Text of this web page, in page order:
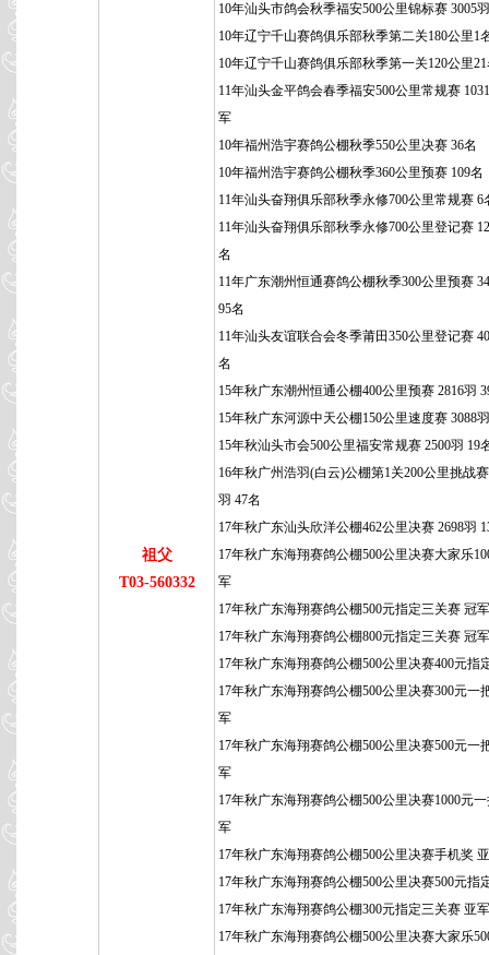
祖父
T03-560332
10年汕头市鸽会秋季福安500公里锦标赛 3005
10年辽宁千山赛鸽俱乐部秋季第二关180公里1
10年辽宁千山赛鸽俱乐部秋季第一关120公里
11年汕头金平鸽会春季福安500公里常规赛
军
10年福州浩宇赛鸽公棚秋季550公里决赛 36名
10年福州浩宇赛鸽公棚秋季360公里预赛 109名
11年汕头奋翔俱乐部秋季永修700公里常规赛 6
11年汕头奋翔俱乐部秋季永修700公里登记赛
名
11年广东潮州恒通赛鸽公棚秋季300公里预赛
95名
11年汕头友谊联合会冬季莆田350公里登记赛
名
15年秋广东潮州恒通公棚400公里预赛 2816羽
15年秋广东河源中天公棚150公里速度赛 3088
15年秋汕头市会500公里福安常规赛 2500羽 19
16年秋广州浩羽(白云)公棚第1关200公里挑战
羽 47名
17年秋广东汕头欣洋公棚462公里决赛 2698羽
17年秋广东海翔赛鸽公棚500公里决赛大家乐
军
17年秋广东海翔赛鸽公棚500元指定三关赛 冠军
17年秋广东海翔赛鸽公棚800元指定三关赛 冠军
17年秋广东海翔赛鸽公棚500公里决赛400元指
17年秋广东海翔赛鸽公棚500公里决赛300元一
军
17年秋广东海翔赛鸽公棚500公里决赛500元一
军
17年秋广东海翔赛鸽公棚500公里决赛1000元
军
17年秋广东海翔赛鸽公棚500公里决赛手机奖
17年秋广东海翔赛鸽公棚500公里决赛500元指
17年秋广东海翔赛鸽公棚300元指定三关赛 亚军
17年秋广东海翔赛鸽公棚500公里决赛大家乐